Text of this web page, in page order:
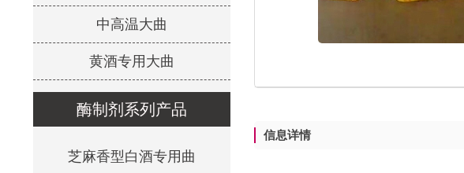
中高温大曲
黄酒专用大曲
酶制剂系列产品
芝麻香型白酒专用曲
信息详情